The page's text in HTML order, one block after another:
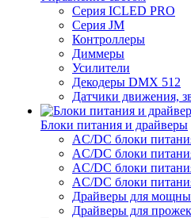
Серия ICLED PRO
Серия JM
Контроллеры
Диммеры
Усилители
Декодеры DMX 512
Датчики движения,
Блоки питания и драйверы
AC/DC блоки
AC/DC блоки
AC/DC блоки
AC/DC блоки
Драйверы для
Драйверы для